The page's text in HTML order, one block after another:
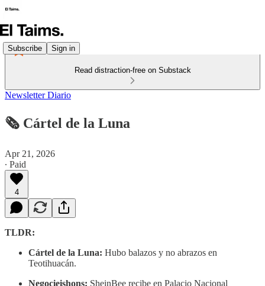
Subscribe Sign in
Read distraction-free on Substack
Newsletter Diario
🗞️ Cártel de la Luna
Apr 21, 2026
∙ Paid
4
TLDR:
Cártel de la Luna: Hubo balazos y no abrazos en
Teotihuacán.
Negocieishons: SheinBee recibe en Palacio Nacional